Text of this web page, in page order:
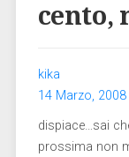
cento,
kika
14 Marzo, 2008
dispiace…sai
prossima non